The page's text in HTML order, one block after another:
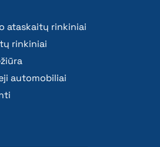
ataskaitų rinkiniai
rinkiniai
automobiliai